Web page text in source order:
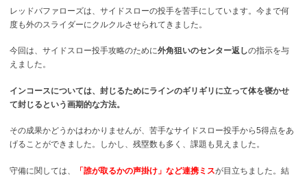
レッドバファローズは、サイドスローの投手を苦手にしています。今まで何
度も外のスライダーにクルクルさせられてきました。
今回は、サイドスロー投手攻略のために外角狙いのセンター返しの指示を与
えました。
インコースについては、封じるためにラインのギリギリに立って体を寝かせ
て封じるという画期的な方法。
その成果かどうかはわかりませんが、苦手なサイドスロー投手から5得点をあ
げることができました。しかし、残塁数も多く、課題も見えました。
守備に関しては、 「誰が取るかの声掛け」など連携ミスが目立ちました。結